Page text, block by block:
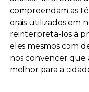
compreendam as
orais utilizados em
reinterpretá-los à
eles mesmos com
nos convencer que
melhor para a